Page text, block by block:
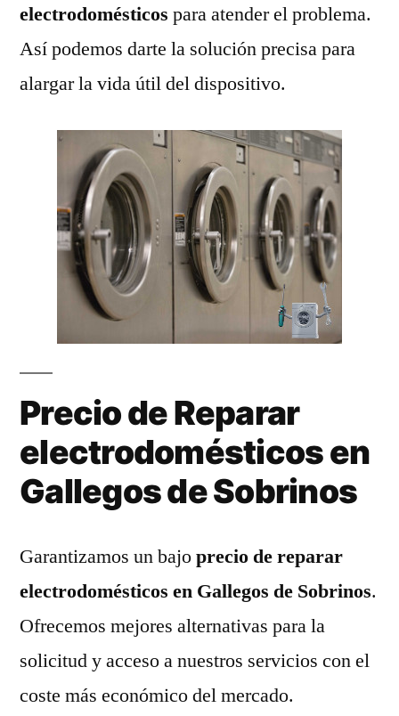
electrodomésticos para atender el problema.
Así podemos darte la solución precisa para
alargar la vida útil del dispositivo.
Precio de Reparar
electrodomésticos en
Gallegos de Sobrinos
Garantizamos un bajoprecio de reparar
electrodomésticos en Gallegos de Sobrinos.
Ofrecemos mejores alternativas para la
solicitud y acceso a nuestros servicios con el
coste más económico del mercado.